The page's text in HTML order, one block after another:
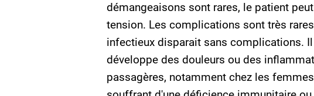
démangeaisons sont rares, le patient
tension. Les complications sont très
infectieux disparait sans complications.
développe des douleurs ou des
passagères, notamment chez les